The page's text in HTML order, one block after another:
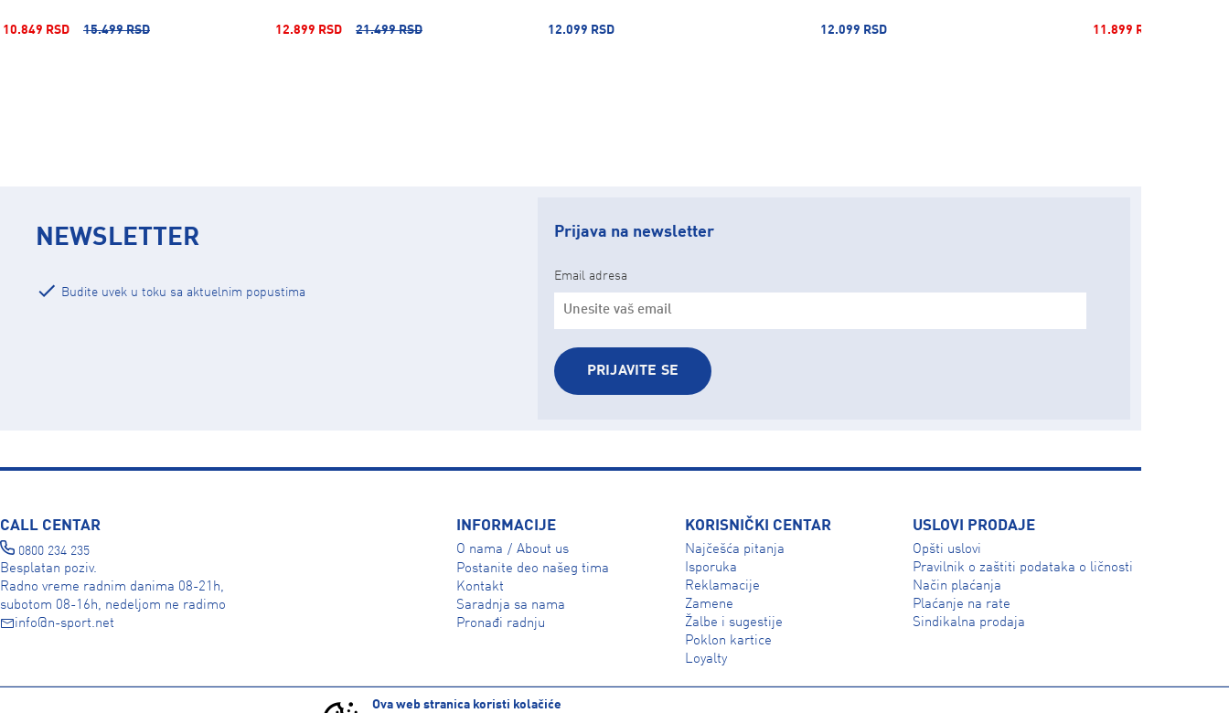
Ova web stranica koristi kolačiće
10.849 RSD 15.499 RSD 12.899 RSD 21.499 RSD 12.099 RSD 12.099 RSD 11.899 RSD
NEWSLETTER
Budite uvek u toku sa aktuelnim popustima
Prijava na newsletter
Email adresa
PRIJAVITE SE
CALL CENTAR
0800 234 235
Besplatan poziv.
Radno vreme radnim danima 08-21h,
subotom 08-16h, nedeljom ne radimo
info@n-sport.net
INFORMACIJE
O nama / About us
Postanite deo našeg tima
Kontakt
Saradnja sa nama
Pronađi radnju
KORISNIČKI CENTAR
Najčešća pitanja
Isporuka
Reklamacije
Zamene
Žalbe i sugestije
Poklon kartice
Loyalty
USLOVI PRODAJE
Opšti uslovi
Pravilnik o zaštiti podataka o ličnosti
Način plaćanja
Plaćanje na rate
Sindikalna prodaja